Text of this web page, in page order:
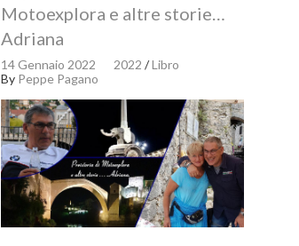
Motoexplora e altre storie…
Adriana
14 Gennaio 2022 2022 /Libro
By Peppe Pagano